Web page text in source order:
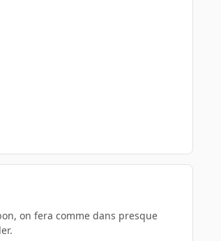
on fera comme dans presque